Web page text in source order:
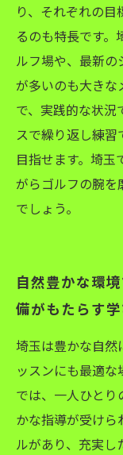
り、それぞれの
るのも特長です
ルフ場や、最新
が多いのも大きな
で、実践的な状況
スで繰り返し練習
目指せます。埼
がらゴルフの腕を
でしょう。
自然豊かな環
備がもたらす
埼玉は豊かな自然
ッスンにも最適
では、一人ひと
かな指導が受けら
ルがあり、充実し